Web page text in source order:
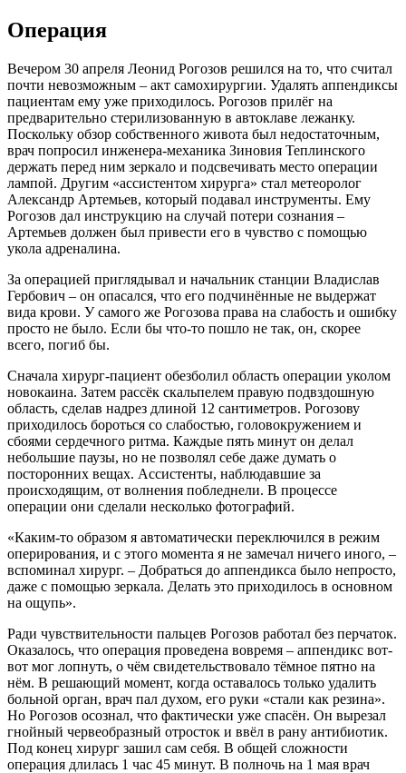
Операция
Вечером 30 апреля Леонид Рогозов решился на то, что считал
почти невозможным – акт самохирургии. Удалять аппендиксы
пациентам ему уже приходилось. Рогозов прилёг на
предварительно стерилизованную в автоклаве лежанку.
Поскольку обзор собственного живота был недостаточным,
врач попросил инженера-механика Зиновия Теплинского
держать перед ним зеркало и подсвечивать место операции
лампой. Другим «ассистентом хирурга» стал метеоролог
Александр Артемьев, который подавал инструменты. Ему
Рогозов дал инструкцию на случай потери сознания –
Артемьев должен был привести его в чувство с помощью
укола адреналина.
За операцией приглядывал и начальник станции Владислав
Гербович – он опасался, что его подчинённые не выдержат
вида крови. У самого же Рогозова права на слабость и ошибку
просто не было. Если бы что-то пошло не так, он, скорее
всего, погиб бы.
Сначала хирург-пациент обезболил область операции уколом
новокаина. Затем рассёк скальпелем правую подвздошную
область, сделав надрез длиной 12 сантиметров. Рогозову
приходилось бороться со слабостью, головокружением и
сбоями сердечного ритма. Каждые пять минут он делал
небольшие паузы, но не позволял себе даже думать о
посторонних вещах. Ассистенты, наблюдавшие за
происходящим, от волнения побледнели. В процессе
операции они сделали несколько фотографий.
«Каким-то образом я автоматически переключился в режим
оперирования, и с этого момента я не замечал ничего иного, –
вспоминал хирург. – Добраться до аппендикса было непросто,
даже с помощью зеркала. Делать это приходилось в основном
на ощупь».
Ради чувствительности пальцев Рогозов работал без перчаток.
Оказалось, что операция проведена вовремя – аппендикс вот-
вот мог лопнуть, о чём свидетельствовало тёмное пятно на
нём. В решающий момент, когда оставалось только удалить
больной орган, врач пал духом, его руки «стали как резина».
Но Рогозов осознал, что фактически уже спасён. Он вырезал
гнойный червеобразный отросток и ввёл в рану антибиотик.
Под конец хирург зашил сам себя. В общей сложности
операция длилась 1 час 45 минут. В полночь на 1 мая врач